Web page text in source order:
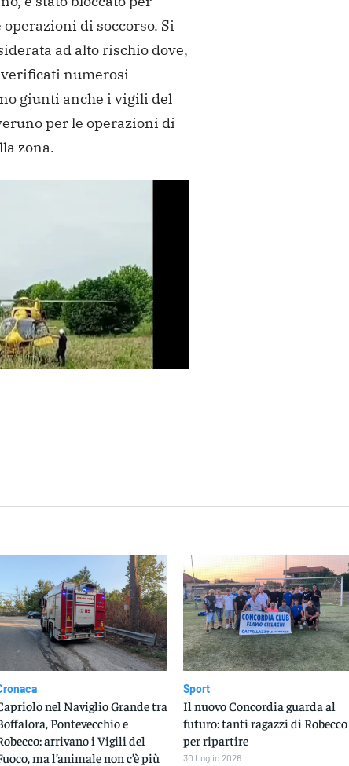
di soccorso. Si
ad alto rischio dove,
verificati numerosi
giunti anche i vigili del
per le operazioni di
zona.
nel Naviglio Grande tra
Pontevecchio e
arrivano i Vigili del
ma l’animale non c’è più
Sport
Il nuovo Concordia guarda al
futuro: tanti ragazzi di Robecco
per ripartire
30 Luglio 2026